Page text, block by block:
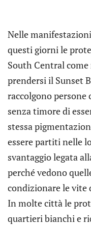
Nelle
questi giorni le
South Central
prendersi il Sunset
raccolgono persone
senza timore di
stessa
essere partiti nelle
svantaggio legata
perché vedono
condizionare le vite
In molte città le
quartieri bianchi e